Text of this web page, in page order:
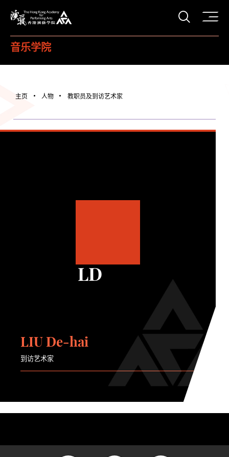
打开
音乐学院
主页 人物 教职员及到访艺术家
LD
LIU De-hai
到访艺术家